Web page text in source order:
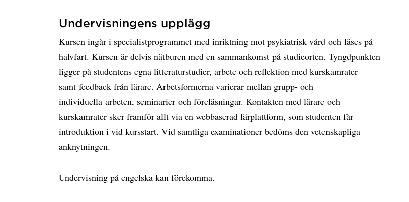
Undervisningens upplägg
Kursen ingår i specialistprogrammet med inriktning mot psykiatrisk vård och läses på
halvfart. Kursen är delvis nätburen med en sammankomst på studieorten. Tyngdpunkten
ligger på studentens egna litteraturstudier, arbete och reflektion med kurskamrater
samt feedback från lärare. Arbetsformerna varierar mellan grupp- och
individuella arbeten, seminarier och föreläsningar. Kontakten med lärare och
kurskamrater sker framför allt via en webbaserad lärplattform, som studenten får
introduktion i vid kursstart. Vid samtliga examinationer bedöms den vetenskapliga
anknytningen.
Undervisning på engelska kan förekomma.